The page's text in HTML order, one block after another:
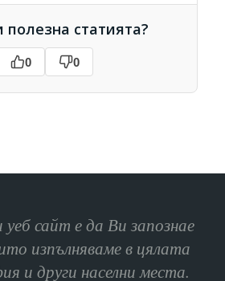
статията?
0 0
сайт е да Ви запознае
изпълняваме в цялата
и други населни места.